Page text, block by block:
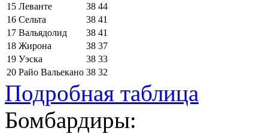
15 Леванте 38 44
16 Сельта 38 41
17 Вальядолид 38 41
18 Жирона 38 37
19 Уэска 38 33
20 Райо Вальекано 38 32
Подробная таблица
Бомбардиры: